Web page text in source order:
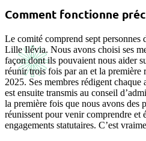
Comment fonctionne
Le comité comprend sept personnes
Lille Ilévia. Nous avons choisi ses
façon dont ils pouvaient nous aider
réunir trois fois par an et la première
2025. Ses membres rédigent
est ensuite transmis au conseil
la première fois que nous avons des
réunissent pour venir comprendre et
engagements statutaires. C’est